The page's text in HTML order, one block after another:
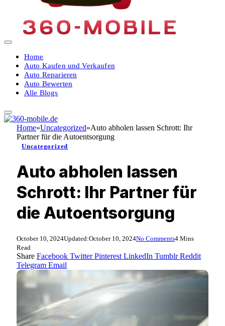
Home
Auto Kaufen und Verkaufen
Auto Reparieren
Auto Bewerten
Alle Blogs
Home»Uncategorized»Auto abholen lassen Schrott: Ihr
Partner für die Autoentsorgung
Uncategorized
Auto abholen lassen
Schrott: Ihr Partner für
die Autoentsorgung
October 10, 2024Updated:October 10, 2024No Comments4 Mins
Read
Share Facebook Twitter Pinterest LinkedIn Tumblr Reddit
Telegram Email